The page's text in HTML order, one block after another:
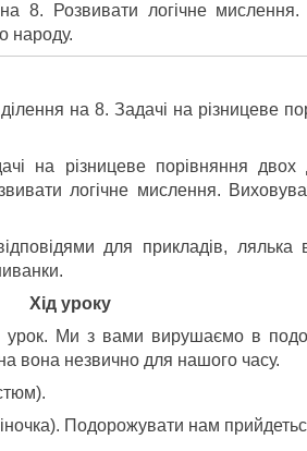
8. Розвивати логічне
народу.
на 8. Задачі на різницеве
на різницеве порівняння двох
логічне мислення.
для прикладів, лялька
Хід уроку
урок. Ми з вами вирушаємо в
вона незвично для нашого часу.
Подорожувати нам